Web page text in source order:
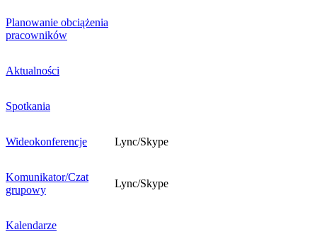
Planowanie obciążenia
pracowników
Aktualności
Spotkania
Wideokonferencje Lync/Skype
Komunikator/Czat
grupowy
Lync/Skype
Kalendarze